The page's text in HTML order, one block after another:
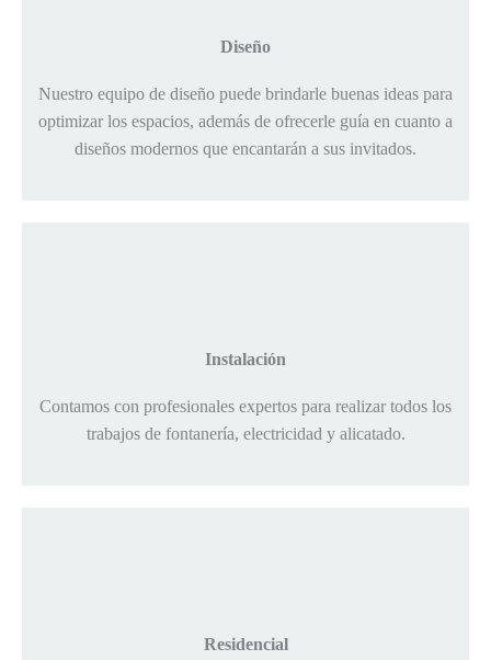
Diseño
Nuestro equipo de diseño puede brindarle buenas ideas para
optimizar los espacios, además de ofrecerle guía en cuanto a
diseños modernos que encantarán a sus invitados.
Instalación
Contamos con profesionales expertos para realizar todos los
trabajos de fontanería, electricidad y alicatado.
Residencial